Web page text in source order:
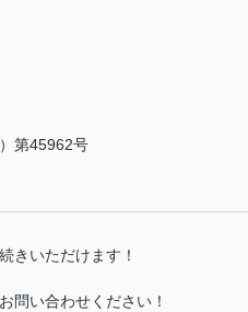
第45962号
きいただけます！
問い合わせください！